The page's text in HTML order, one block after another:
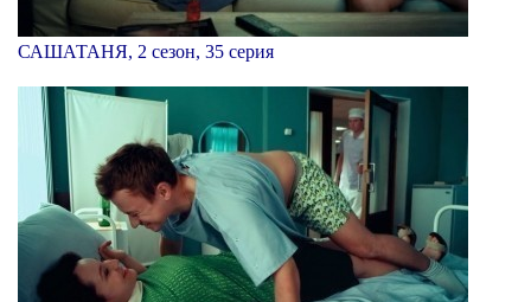
САШАТАНЯ, 2 сезон, 35 серия